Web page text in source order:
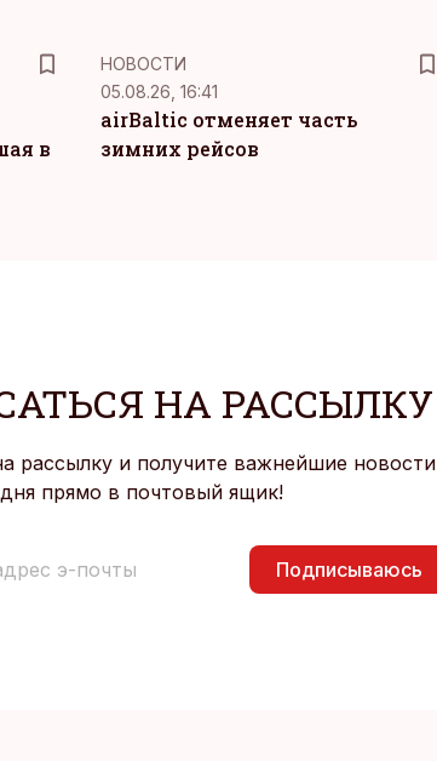
в
НОВОСТИ
05.08.26, 16:41
airBaltic отменяет часть
зимних рейсов
НА РАССЫЛКУ
рассылку и получите важнейшие новости
дня прямо в почтовый ящик!
Подписываюсь